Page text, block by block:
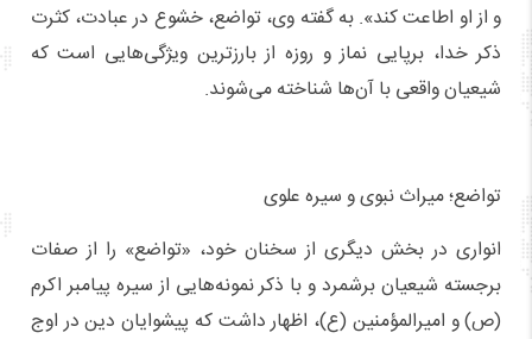
و از او اطاعت کند». به گفته وی، تواضع، خشوع در عبادت، کثرت
ذکر خدا، برپایی نماز و روزه از بارزترین ویژگی‌هایی است که
شیعیان واقعی با آن‌ها شناخته می‌شوند.
تواضع؛ میراث نبوی و سیره علوی
انواری در بخش دیگری از سخنان خود، «تواضع» را از صفات
برجسته شیعیان برشمرد و با ذکر نمونه‌هایی از سیره پیامبر اکرم
(ص) و امیرالمؤمنین (ع)، اظهار داشت که پیشوایان دین در اوج